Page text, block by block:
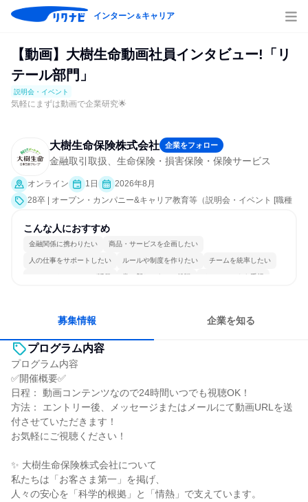
インターン＆キャリア
【動画】大樹生命動画社員インタビュー!「リ
テール部門」
説明会・イベント
気軽にまずは動画で企業研究🌟
大樹生命保険株式会社 企業をフォロー
金融取引取扱、生命保険・損害保険・保険サービス
オンライン 1日
2026年8月
28卒 | オープン・カンパニー&キャリア教育等（説明会・イベント [職種
こんな人におすすめ
金融関係に携わりたい 商品・サービスを企画したい
人の仕事をサポートしたい ルールや制度を作りたい チームを統率したい
コミュニケーションが活発 常に新しいものに挑戦 チームワークを重視
募集情報 企業を知る
プログラム内容
プログラム内容
✅開催概要✅
日程： 動画コンテンツなので24時間いつでも視聴OK！
方法： エントリー後、メッセージまたはメールにて動画URLを送
付させていただきます！
お気軽にご視聴ください！
✨ 大樹生命保険株式会社について
私たちは「お客さま第一」を掲げ、
人々の安心を「科学的根拠」と「情熱」で支えています。